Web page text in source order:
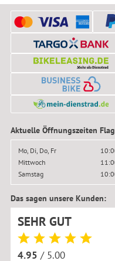
Aktuelle Öffnungszeiten
Mo, Di, Do, Fr
Mittwoch
Samstag
Das sagen unsere Kunden:
SEHR GUT
4.95 / 5.00